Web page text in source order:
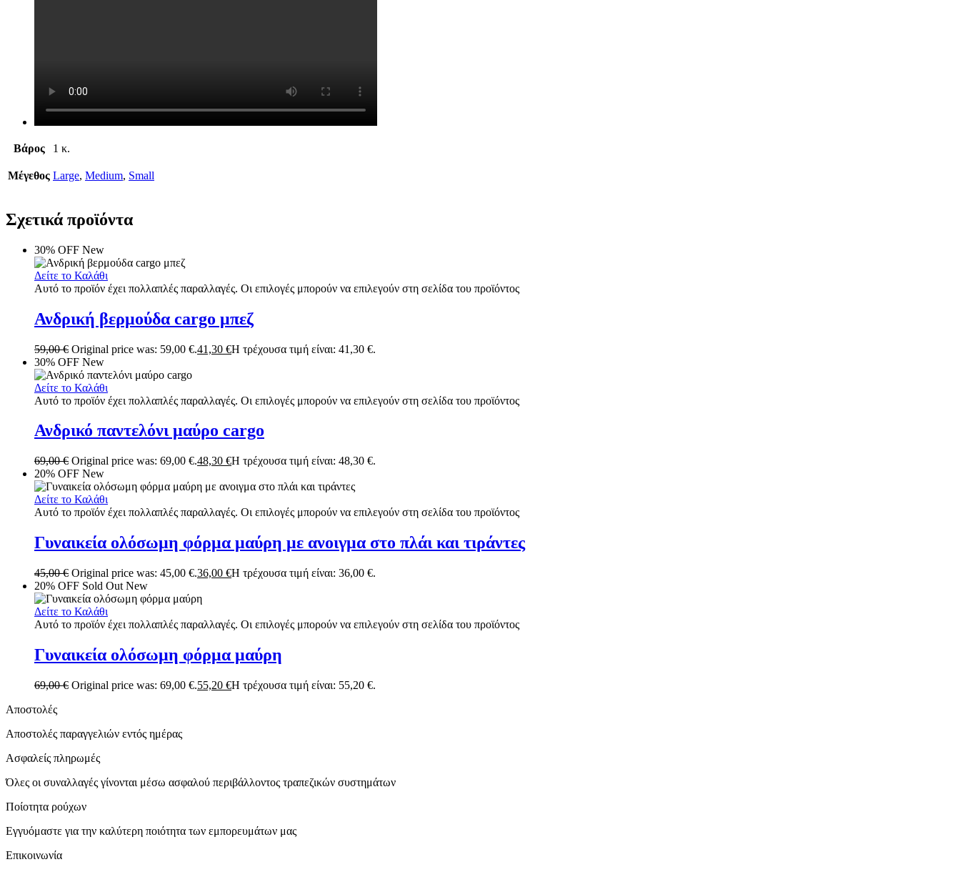
Βάρος 1 κ.
Μέγεθος Large, Medium, Small
Σχετικά προϊόντα
30% OFF New
Δείτε το Καλάθι
Αυτό το προϊόν έχει πολλαπλές παραλλαγές. Οι επιλογές μπορούν να επιλεγούν στη σελίδα του προϊόντος
Ανδρική βερμούδα cargo μπεζ
59,00€ Original price was: 59,00 €.41,30 €Η τρέχουσα τιμή είναι: 41,30 €.
30% OFF New
Δείτε το Καλάθι
Αυτό το προϊόν έχει πολλαπλές παραλλαγές. Οι επιλογές μπορούν να επιλεγούν στη σελίδα του προϊόντος
Ανδρικό παντελόνι μαύρο cargo
69,00€ Original price was: 69,00 €.48,30 €Η τρέχουσα τιμή είναι: 48,30 €.
20% OFF New
Δείτε το Καλάθι
Αυτό το προϊόν έχει πολλαπλές παραλλαγές. Οι επιλογές μπορούν να επιλεγούν στη σελίδα του προϊόντος
Γυναικεία ολόσωμη φόρμα μαύρη με ανοιγμα στο πλάι και τιράντες
45,00€ Original price was: 45,00 €.36,00 €Η τρέχουσα τιμή είναι: 36,00 €.
20% OFF Sold Out New
Δείτε το Καλάθι
Αυτό το προϊόν έχει πολλαπλές παραλλαγές. Οι επιλογές μπορούν να επιλεγούν στη σελίδα του προϊόντος
Γυναικεία ολόσωμη φόρμα μαύρη
69,00€ Original price was: 69,00 €.55,20 €Η τρέχουσα τιμή είναι: 55,20 €.
Αποστολές
Αποστολές παραγγελιών εντός ημέρας
Ασφαλείς πληρωμές
Όλες οι συναλλαγές γίνονται μέσω ασφαλού περιβάλλοντος τραπεζικών συστημάτων
Ποίοτητα ρούχων
Εγγυόμαστε για την καλύτερη ποιότητα των εμπορευμάτων μας
Επικοινωνία